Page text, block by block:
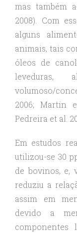
mas também
2008). Com
alguns
animais, tais
óleos de
leveduras,
volumoso/
2006; Martin
Pedreira et al.
Em estudos
utilizou-se 30
de bovinos, e,
reduziu a
assim em
devido a